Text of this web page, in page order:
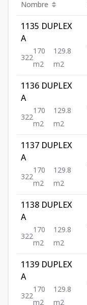
Nombre
1135 DUPLEX
A
322
170
m2
129.8
m2
1136 DUPLEX
A
322
170
m2
129.8
m2
1137 DUPLEX
A
322
170
m2
129.8
m2
1138 DUPLEX
A
322
170
m2
129.8
m2
1139 DUPLEX
A
322
170
m2
129.8
m2